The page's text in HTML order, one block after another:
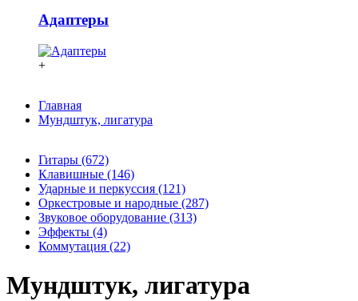
Адаптеры
+
Главная
Мундштук, лигатура
Гитары (672)
Клавишные (146)
Ударные и перкуссия (121)
Оркестровые и народные (287)
Звуковое оборудование (313)
Эффекты (4)
Коммутация (22)
Мундштук, лигатура